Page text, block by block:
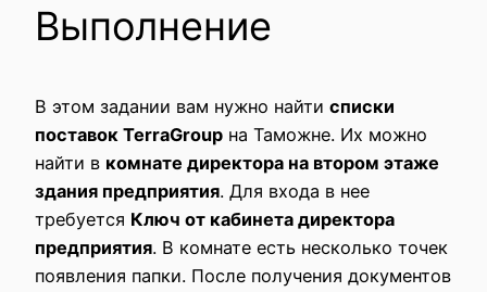
Выполнение
В этом задании вам нужно найти списки
поставок TerraGroup на Таможне. Их можно
найти в комнате директора на втором этаже
здания предприятия. Для входа в нее
требуется Ключ от кабинета директора
предприятия. В комнате есть несколько точек
появления папки. После получения документов